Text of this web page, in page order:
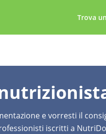
Trova
e vorresti il
iscritti a